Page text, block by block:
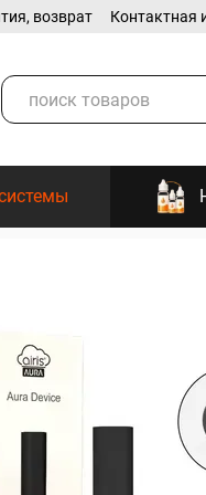
возврат Контактная